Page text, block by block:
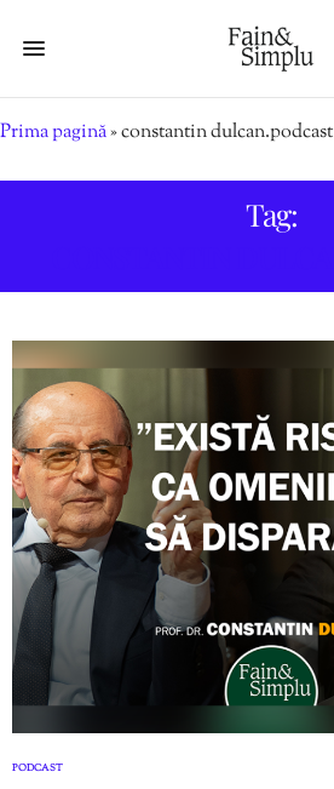
Prima pagină»constantin dulcan.podcast
Tag:
PODCAST